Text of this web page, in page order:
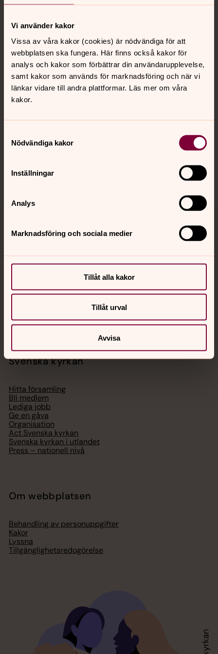
Vi använder kakor
Vissa av våra kakor (cookies) är nödvändiga för att
webbplatsen ska fungera. Här finns också kakor för
analys och kakor som förbättrar din användarupplevelse,
samt kakor som används för marknadsföring och när vi
länkar vidare till andra plattformar. Läs mer om våra
kakor.
Nödvändiga kakor
Inställningar
Analys
Marknadsföring och sociala medier
Tillåt alla kakor
Tillåt urval
Avvisa
Kontakt
Kalender
Jourhavande präst
med en präst på kvällar och nätter.
Chatt
Svenska kyrkan
Hitta församling
Bli medlem
Lediga jobb
Ge en gåva
Organisation
Act Svenska kyrkan
Svenska kyrkan i utlandet
Press – nationell nivå
Om webbplatsen
Behandling av personuppgifter
Kakor
Lyssna
Tillgänglighetsredogörelse